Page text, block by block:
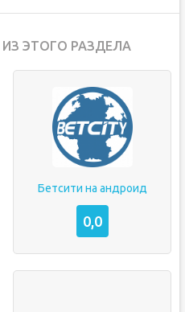
ЭТОГО РАЗДЕЛА
Бетсити на андроид
0,0